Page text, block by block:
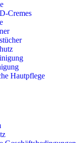
Cremes
Hautpflege